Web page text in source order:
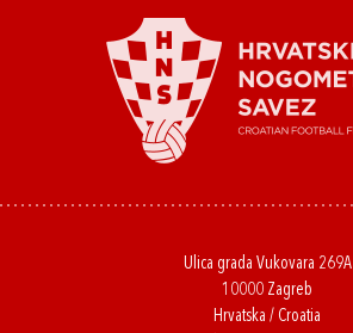
Ulica grada Vukovara 269A
10000 Zagreb
Hrvatska / Croatia